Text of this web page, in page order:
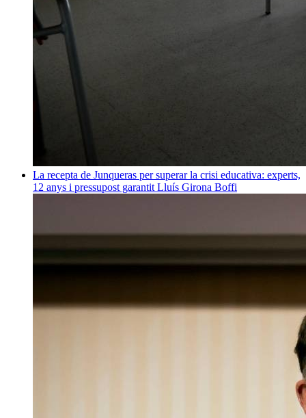
La recepta de Junqueras per superar la crisi educativa: experts,
12 anys i pressupost garantit Lluís Girona Boffi